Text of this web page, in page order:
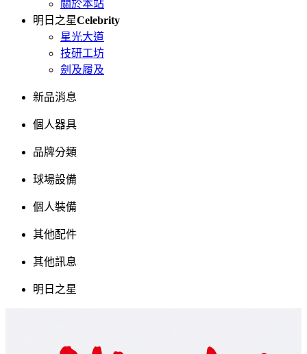
關於本站
明日之星Celebrity
星光大道
技研工坊
劍及履及
新品消息
個人器具
品牌分類
球場設備
個人裝備
其他配件
其他訊息
明日之星